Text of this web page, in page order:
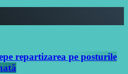
repartizarea pe posturile